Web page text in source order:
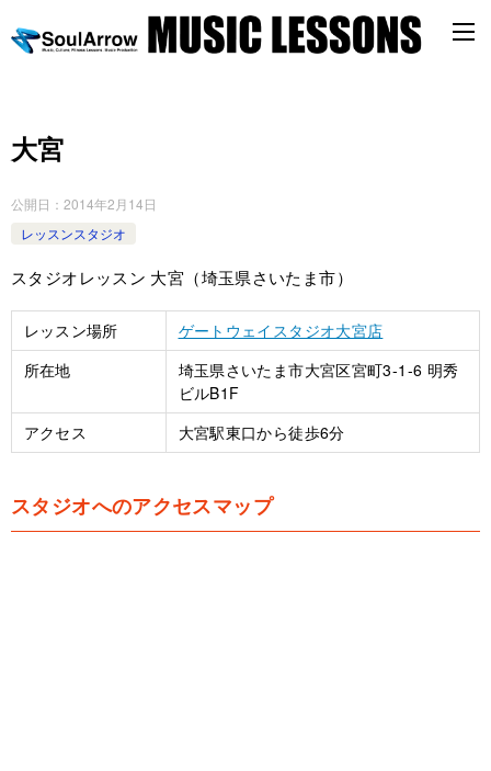
大宮
公開日： 2014年2月14日
レッスンスタジオ
スタジオレッスン 大宮（埼玉県さいたま市）
レッスン場所
ゲートウェイスタジオ大宮店
所在地
埼玉県さいたま市大宮区宮町3-1-6 明秀
ビルB1F
アクセス
大宮駅東口から徒歩6分
スタジオへのアクセスマップ